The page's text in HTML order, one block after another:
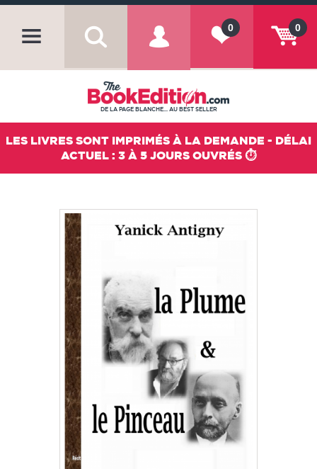
0
0
DE LA PAGE BLANCHE... AU BEST SELLER
LES LIVRES SONT IMPRIMÉS À LA DEMANDE - DÉLAI
ACTUEL : 3 À 5 JOURS OUVRÉS ⏱️